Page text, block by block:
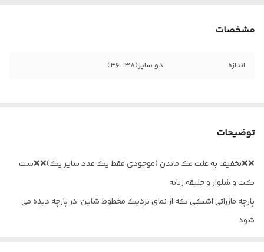
مشخصات
اندازه دو سایز(۳۸-۴۶)
توضیحات
❌❌تخفیف به علت تک ماندن (موجودی فقط یک عدد سایز یک)❌❌ست
کت و شلوار و جلیقه زنانه
پارچه مازراتی اشکی که از نمای نزدیک مخطوط شاین در پارچه دیده می
شود